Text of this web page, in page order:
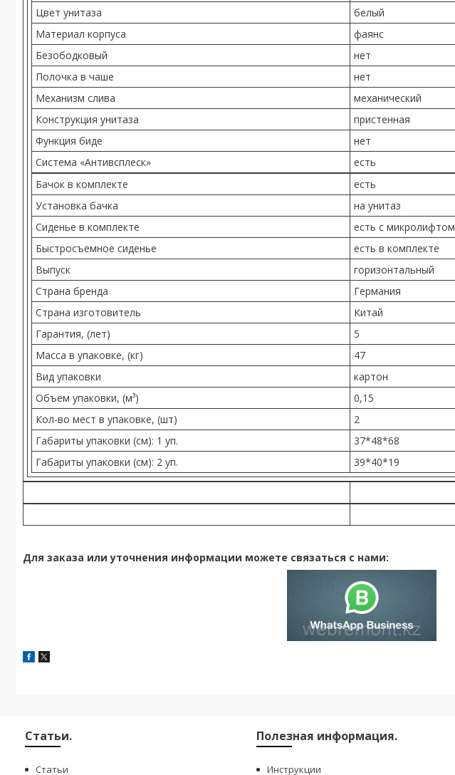
Цвет унитаза
белый
Материал корпуса
фаянс
Безободковый
нет
Полочка в чаше
нет
Механизм слива
механический
Конструкция унитаза
пристенная
Функция биде
нет
Система «Антивсплеск»
есть
Бачок в комплекте
есть
Установка бачка
на унитаз
Сиденье в комплекте
есть с микролифтом
Быстросъемное сиденье
есть в комплекте
Выпуск
горизонтальный
Страна бренда
Германия
Страна изготовитель
Китай
Гарантия, (лет)
5
Масса в упаковке, (кг)
47
Вид упаковки
картон
Объем упаковки, (м³)
0,15
Кол-во мест в упаковке, (шт)
2
Габариты упаковки (см): 1 уп.
37*48*68
Габариты упаковки (см): 2 уп.
39*40*19
Для заказа или уточнения информации можете связаться с нами:
Статьи.
Статьи
Полезная информация.
Инструкции